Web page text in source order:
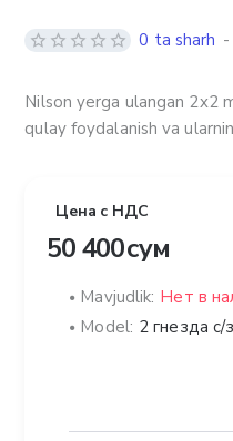
Nilson yerga ulangan 2x2
qulay foydalanish va
0 ta sharh -
Цена с НДС
50 400 сум
Mavjudlik: Нет в
Model: 2 гнезда с/з